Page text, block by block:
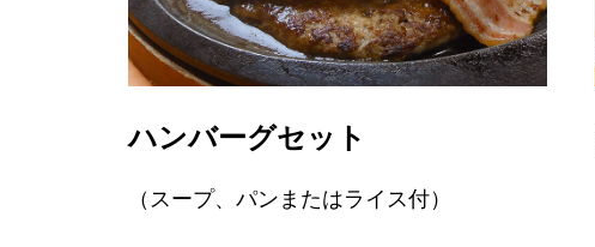
ハンバーグセット
（スープ、パンまたはライス付）